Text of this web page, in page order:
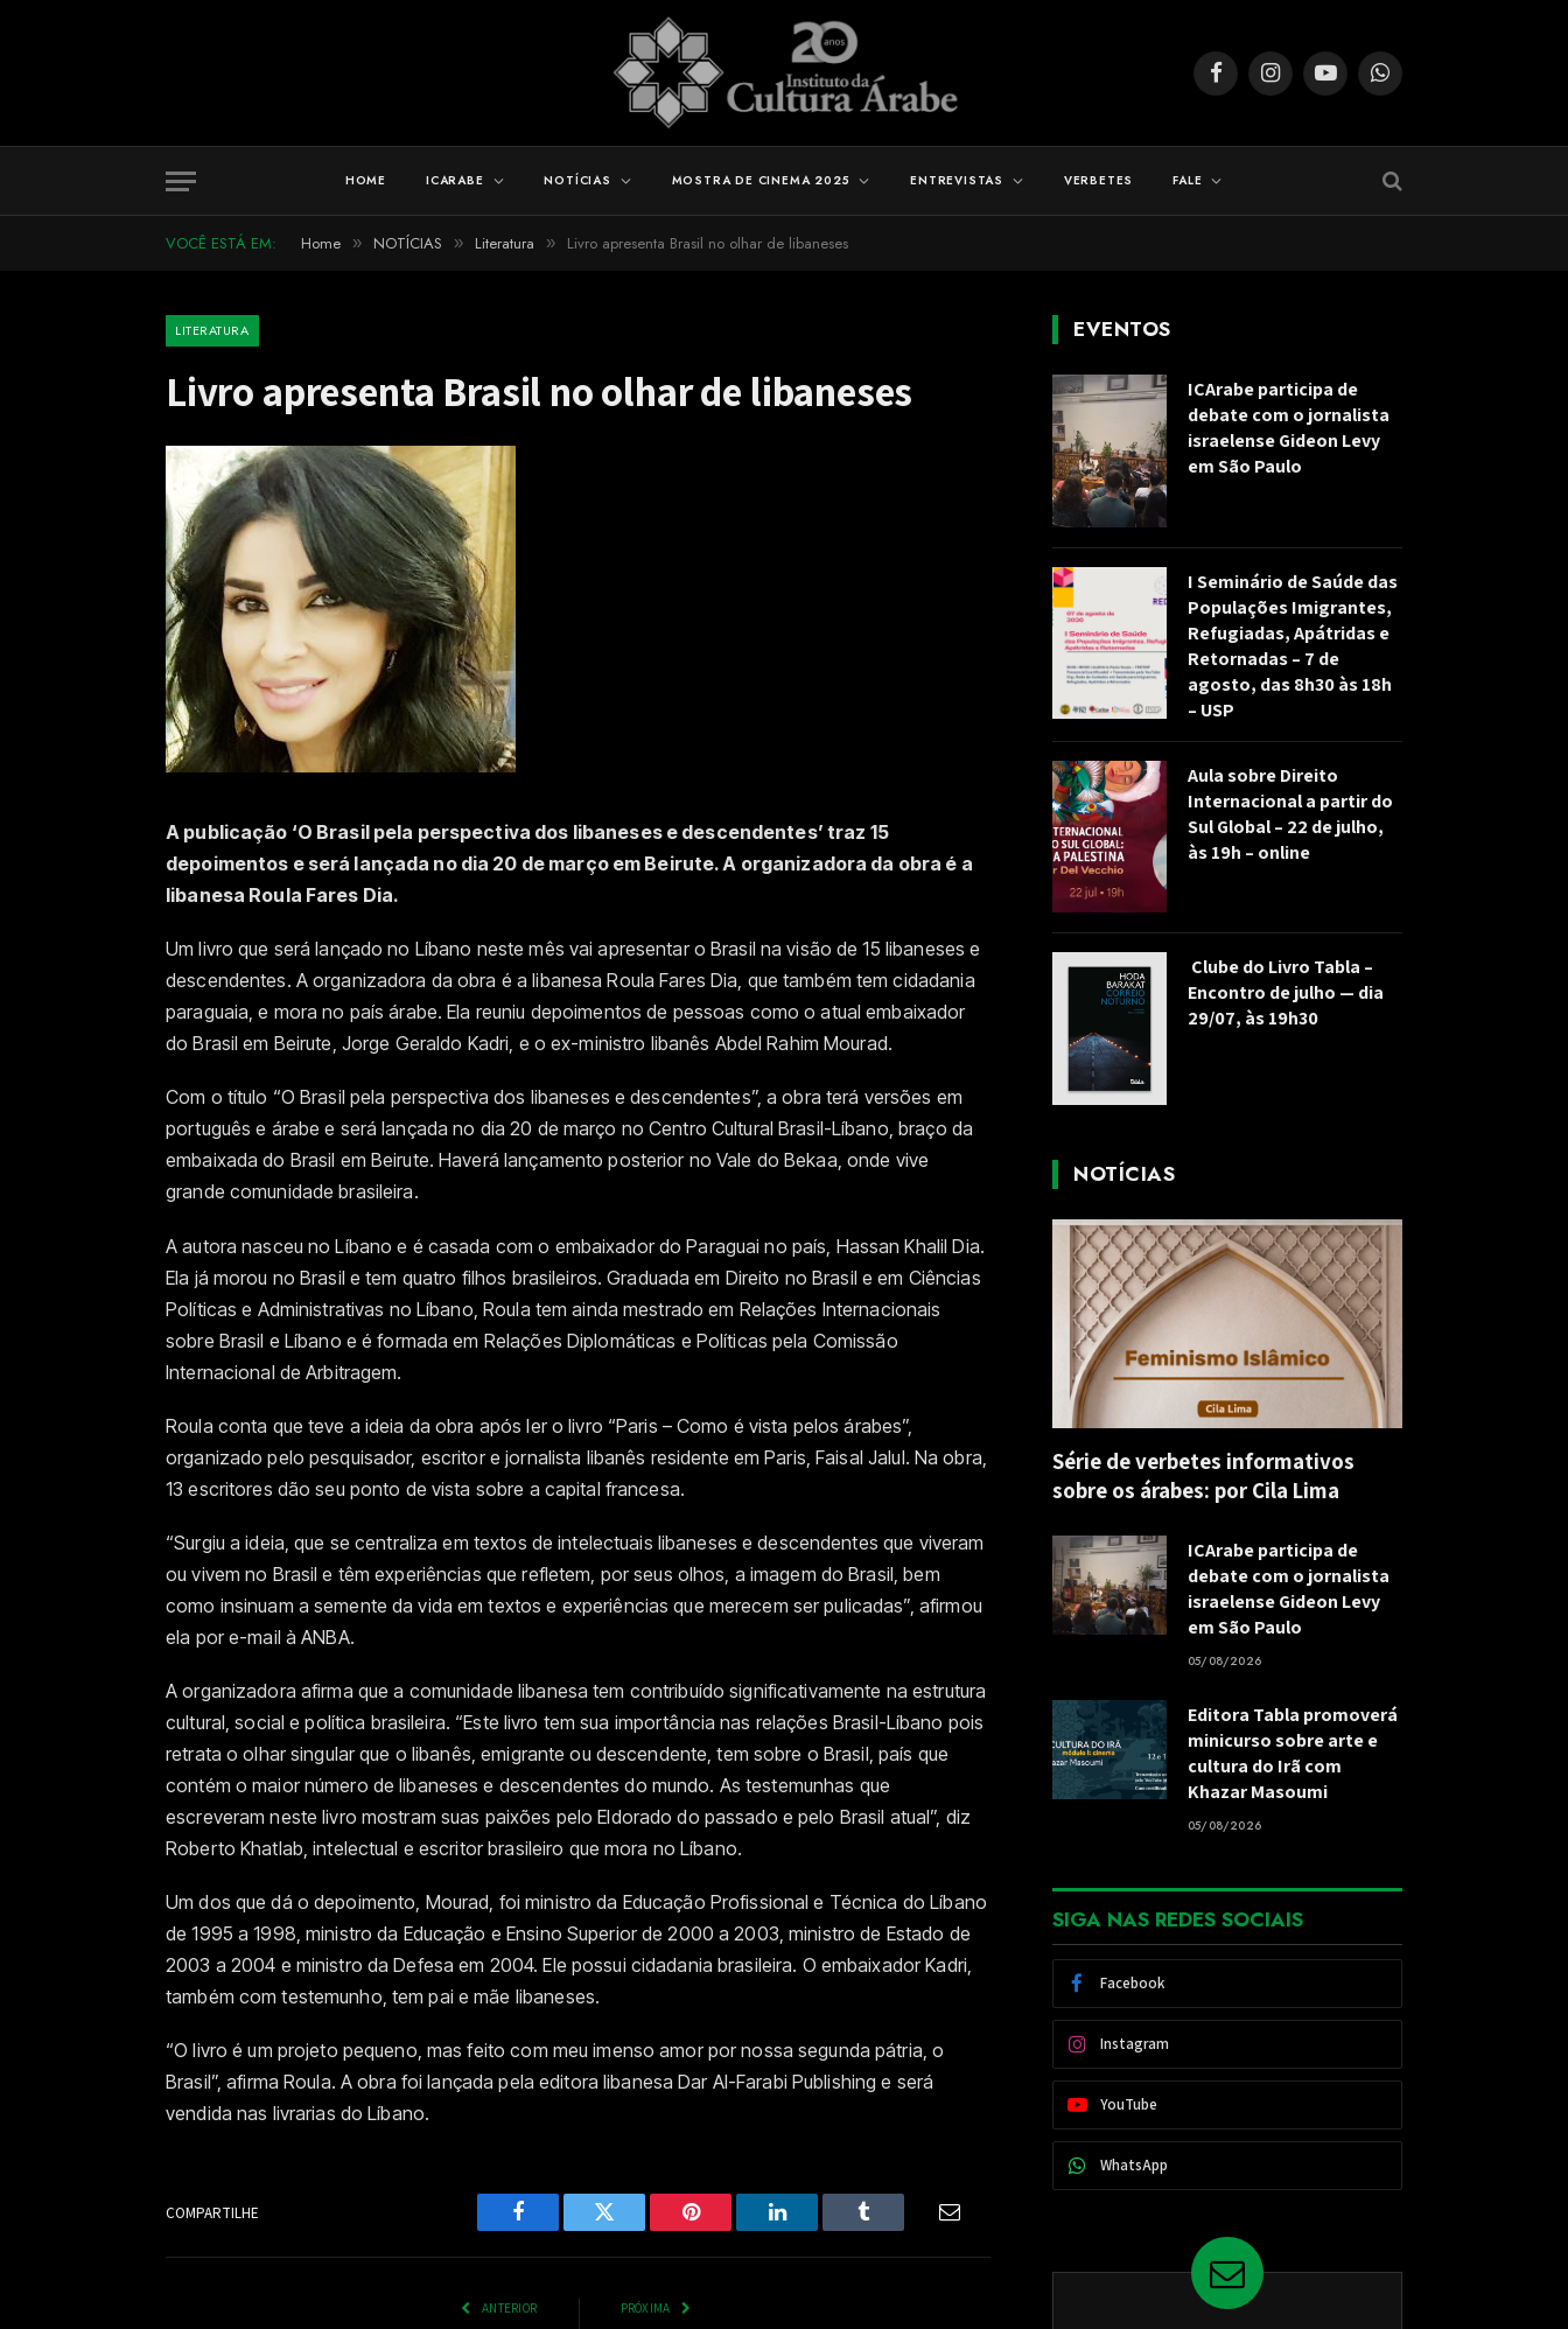
FacebookInstagramYouTubeWhatsApp
HOME ICARABE NOTÍCIAS MOSTRA DE CINEMA 2025 ENTREVISTAS VERBETES FALE
VOCÊ ESTÁ EM: Home » NOTÍCIAS » Literatura » Livro apresenta Brasil no olhar de libaneses
LITERATURA
Livro apresenta Brasil no olhar de libaneses
A publicação ‘O Brasil pela perspectiva dos libaneses e descendentes’ traz 15
depoimentos e será lançada no dia 20 de março em Beirute. A organizadora da obra é a
libanesa Roula Fares Dia.
Um livro que será lançado no Líbano neste mês vai apresentar o Brasil na visão de 15 libaneses e
descendentes. A organizadora da obra é a libanesa Roula Fares Dia, que também tem cidadania
paraguaia, e mora no país árabe. Ela reuniu depoimentos de pessoas como o atual embaixador
do Brasil em Beirute, Jorge Geraldo Kadri, e o ex-ministro libanês Abdel Rahim Mourad.
Com o título “O Brasil pela perspectiva dos libaneses e descendentes”, a obra terá versões em
português e árabe e será lançada no dia 20 de março no Centro Cultural Brasil-Líbano, braço da
embaixada do Brasil em Beirute. Haverá lançamento posterior no Vale do Bekaa, onde vive
grande comunidade brasileira.
A autora nasceu no Líbano e é casada com o embaixador do Paraguai no país, Hassan Khalil Dia.
Ela já morou no Brasil e tem quatro filhos brasileiros. Graduada em Direito no Brasil e em Ciências
Políticas e Administrativas no Líbano, Roula tem ainda mestrado em Relações Internacionais
sobre Brasil e Líbano e é formada em Relações Diplomáticas e Políticas pela Comissão
Internacional de Arbitragem.
Roula conta que teve a ideia da obra após ler o livro “Paris – Como é vista pelos árabes”,
organizado pelo pesquisador, escritor e jornalista libanês residente em Paris, Faisal Jalul. Na obra,
13 escritores dão seu ponto de vista sobre a capital francesa.
“Surgiu a ideia, que se centraliza em textos de intelectuais libaneses e descendentes que viveram
ou vivem no Brasil e têm experiências que refletem, por seus olhos, a imagem do Brasil, bem
como insinuam a semente da vida em textos e experiências que merecem ser pulicadas”, afirmou
ela por e-mail à ANBA.
A organizadora afirma que a comunidade libanesa tem contribuído significativamente na estrutura
cultural, social e política brasileira. “Este livro tem sua importância nas relações Brasil-Líbano pois
retrata o olhar singular que o libanês, emigrante ou descendente, tem sobre o Brasil, país que
contém o maior número de libaneses e descendentes do mundo. As testemunhas que
escreveram neste livro mostram suas paixões pelo Eldorado do passado e pelo Brasil atual”, diz
Roberto Khatlab, intelectual e escritor brasileiro que mora no Líbano.
Um dos que dá o depoimento, Mourad, foi ministro da Educação Profissional e Técnica do Líbano
de 1995 a 1998, ministro da Educação e Ensino Superior de 2000 a 2003, ministro de Estado de
2003 a 2004 e ministro da Defesa em 2004. Ele possui cidadania brasileira. O embaixador Kadri,
também com testemunho, tem pai e mãe libaneses.
“O livro é um projeto pequeno, mas feito com meu imenso amor por nossa segunda pátria, o
Brasil”, afirma Roula. A obra foi lançada pela editora libanesa Dar Al-Farabi Publishing e será
vendida nas livrarias do Líbano.
COMPARTILHE
Facebook Twitter Pinterest LinkedIn Tumblr
ANTERIOR PRÓXIMA
EVENTOS
ICArabe participa de
debate com o jornalista
israelense Gideon Levy
em São Paulo
I Seminário de Saúde das
Populações Imigrantes,
Refugiadas, Apátridas e
Retornadas – 7 de
agosto, das 8h30 às 18h
– USP
Aula sobre Direito
Internacional a partir do
Sul Global – 22 de julho,
às 19h – online
Clube do Livro Tabla –
Encontro de julho — dia
29/07, às 19h30
NOTÍCIAS
Série de verbetes informativos
sobre os árabes: por Cila Lima
ICArabe participa de
debate com o jornalista
israelense Gideon Levy
em São Paulo
05/08/2026
Editora Tabla promoverá
minicurso sobre arte e
cultura do Irã com
Khazar Masoumi
05/08/2026
SIGA NAS REDES SOCIAIS
Facebook
Instagram
YouTube
WhatsApp